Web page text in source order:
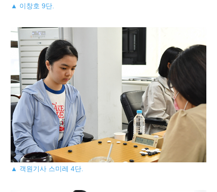
▲ 이창호 9단.
▲ 객원기사 스미레 4단.